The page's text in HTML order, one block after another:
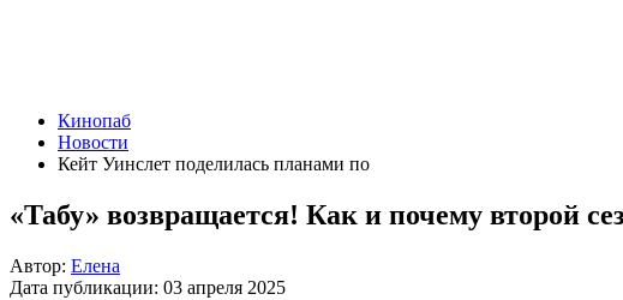
Кинопаб
Новости
Кейт Уинслет поделилась планами по
«Табу» возвращается! Как и почему второй
Автор: Елена
Дата публикации: 03 апреля 2025